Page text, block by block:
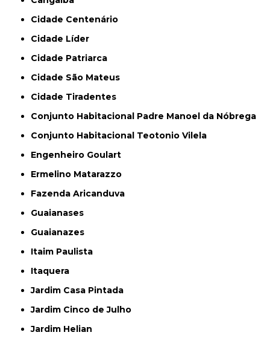
Cidade Centenário
Cidade Líder
Cidade Patriarca
Cidade São Mateus
Cidade Tiradentes
Conjunto Habitacional Padre Manoel da Nóbrega
Conjunto Habitacional Teotonio Vilela
Engenheiro Goulart
Ermelino Matarazzo
Fazenda Aricanduva
Guaianases
Guaianazes
Itaim Paulista
Itaquera
Jardim Casa Pintada
Jardim Cinco de Julho
Jardim Helian